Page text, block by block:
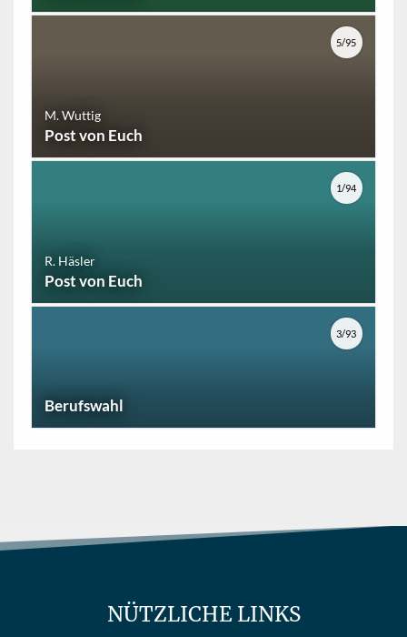
M. Wuttig
Post von Euch
5/95
R. Häsler
Post von Euch
1/94
Berufswahl
3/93
NÜTZLICHE LINKS